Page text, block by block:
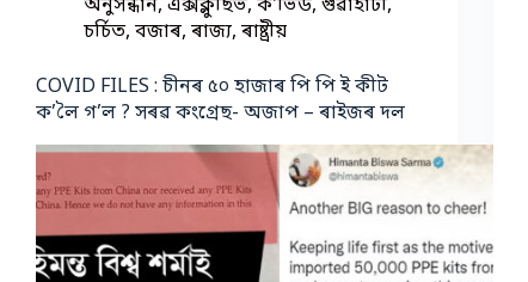
অনুসন্ধান, এক্সক্লুছিভ, ক'ভিড, গুৱাহাটী,
চৰ্চিত, বজাৰ, ৰাজ্য, ৰাষ্ট্ৰীয়
COVID FILES : চীনৰ ৫০ হাজাৰ পি পি ই কীট
ক’লৈ গ’ল ? সৰৱ কংগ্ৰেছ- অজাপ – ৰাইজৰ দল